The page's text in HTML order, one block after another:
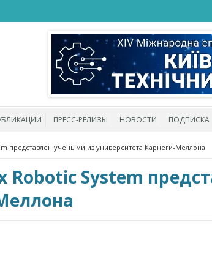
ПРЕСС-РЕЛИЗЫ НОВОСТИ ПОДПИСКА
представлен учеными из университета Карнеги-Меллона
Robotic System